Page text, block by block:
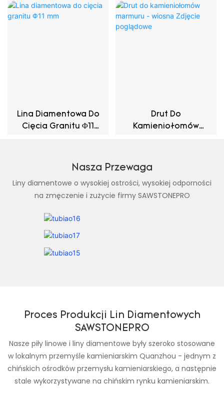
Lina Diamentowa Do
Cięcia Granitu Φ11
Drut Do
Kamieniołomów
Nasza Przewaga
Liny diamentowe o wysokiej ostrości, wysokiej odporności
na zmęczenie i zużycie firmy SAWSTONEPRO
Proces Produkcji Lin Diamentowych
SAWSTONEPRO
Nasze piły linowe i liny diamentowe były szeroko stosowane
w lokalnym przemyśle kamieniarskim Quanzhou - jednym z
chińskich ośrodków przemysłu kamieniarskiego, a następnie
stale wykorzystywane na chińskim rynku kamieniarskim.